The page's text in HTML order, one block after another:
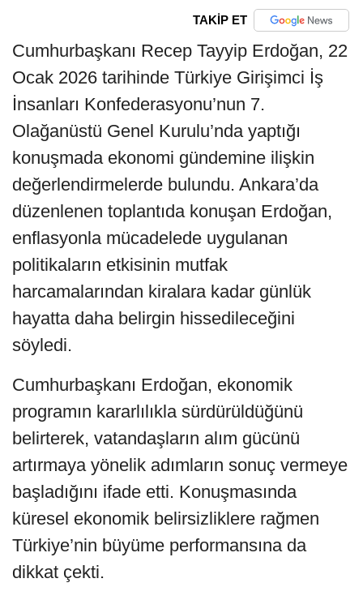
TAKİP ET
Cumhurbaşkanı Recep Tayyip Erdoğan, 22
Ocak 2026 tarihinde Türkiye Girişimci İş
İnsanları Konfederasyonu’nun 7.
Olağanüstü Genel Kurulu’nda yaptığı
konuşmada ekonomi gündemine ilişkin
değerlendirmelerde bulundu. Ankara’da
düzenlenen toplantıda konuşan Erdoğan,
enflasyonla mücadelede uygulanan
politikaların etkisinin mutfak
harcamalarından kiralara kadar günlük
hayatta daha belirgin hissedileceğini
söyledi.
Cumhurbaşkanı Erdoğan, ekonomik
programın kararlılıkla sürdürüldüğünü
belirterek, vatandaşların alım gücünü
artırmaya yönelik adımların sonuç vermeye
başladığını ifade etti. Konuşmasında
küresel ekonomik belirsizliklere rağmen
Türkiye’nin büyüme performansına da
dikkat çekti.